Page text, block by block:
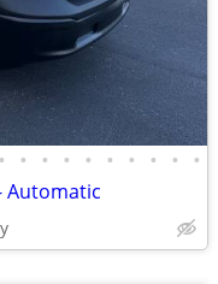
• • • • • • • • • •
Automatic